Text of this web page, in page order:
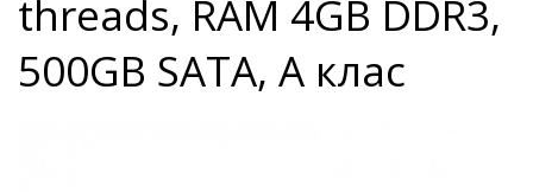
threads, RAM 4GB DDR3,
500GB SATA, A клас